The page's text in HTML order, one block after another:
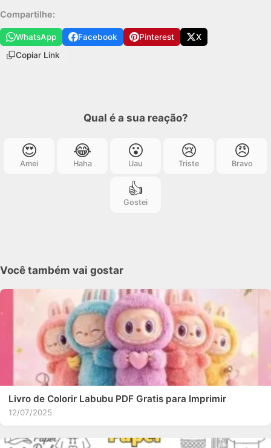
Compartilhe:
WhatsApp Facebook Pinterest
X
Copiar Link
Qual é a sua reação?
😍
Amei
😂
Haha
😮
Uau
😢
Triste
😠
Bravo
👍
Gostei
Você também vai gostar
Livro de Colorir Labubu PDF Gratis para Imprimir
12/07/2025